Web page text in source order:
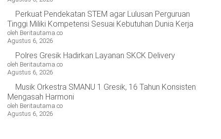
Perkuat Pendekatan STEM agar Lulusan Perguruan
Tinggi Miliki Kompetensi Sesuai Kebutuhan Dunia Kerja
oleh Beritautama.co
Agustus 6, 2026
Polres Gresik Hadirkan Layanan SKCK Delivery
oleh Beritautama.co
Agustus 6, 2026
Musik Orkestra SMANU 1 Gresik, 16 Tahun Konsisten
Mengasah Harmoni
oleh Beritautama.co
Agustus 6, 2026